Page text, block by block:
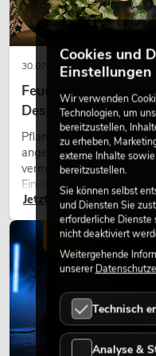
30.07.2026
Feuerhemmende
Design perfekt
Pflanzen machen Räume
angenehme Atmosphäre,
vermitteln Natürlichkeit.
Einkaufszentren,
eine hochwertige
modernen Raumkonzept.
Jetzt lesen
LICHT
Cookies und
Einstellungen
Wir verwenden
Technologien, um
bereitzustellen,
zu erheben,
externe Inhalte
bereitzustellen.
Sie können selbst
und Diensten Sie
erforderliche
nicht deaktiviert
Weitergehende
unserer
Technisch
Analyse &